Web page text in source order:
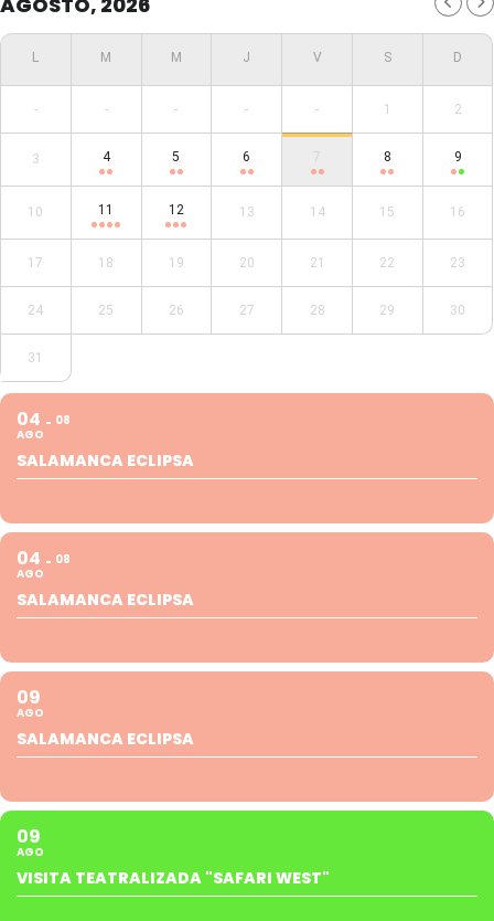
- - - - - 1 2
3 4 5 6 7 8 9
10 11 12 13 14 15 16
17 18 19 20 21 22 23
24 25 26 27 28 29 30
31
04
AGO
08
SALAMANCA ECLIPSA
04
AGO
08
SALAMANCA ECLIPSA
09
AGO
SALAMANCA ECLIPSA
09
AGO
VISITA TEATRALIZADA "SAFARI WEST"